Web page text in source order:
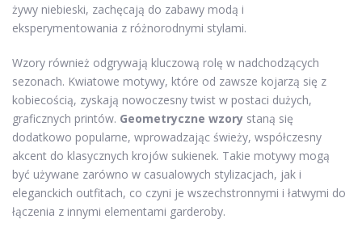
żywy niebieski, zachęcają do zabawy modą i
eksperymentowania z różnorodnymi stylami.
Wzory również odgrywają kluczową rolę w nadchodzących
sezonach. Kwiatowe motywy, które od zawsze kojarzą się z
kobiecością, zyskają nowoczesny twist w postaci dużych,
graficznych printów. Geometryczne wzory staną się
dodatkowo popularne, wprowadzając świeży, współczesny
akcent do klasycznych krojów sukienek. Takie motywy mogą
być używane zarówno w casualowych stylizacjach, jak i
eleganckich outfitach, co czyni je wszechstronnymi i łatwymi do
łączenia z innymi elementami garderoby.